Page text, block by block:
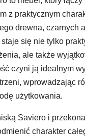
z praktycznym
drewna, czarnych
się nie tylko
ale także
czyni ją idealnym
wprowadzając
użytkowania.
Saviero i
charakter